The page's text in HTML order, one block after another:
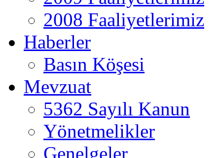
2008 Faaliyetlerimiz
Haberler
Basın Köşesi
Mevzuat
5362 Sayılı Kanun
Yönetmelikler
Genelgeler